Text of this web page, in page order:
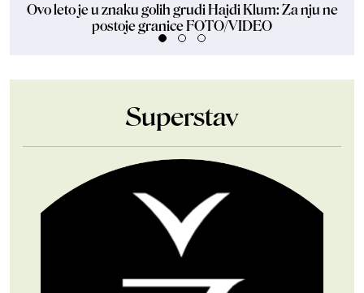
Ovo leto je u znaku golih grudi Hajdi Klum: Za nju ne
postoje granice FOTO/VIDEO
Superstav